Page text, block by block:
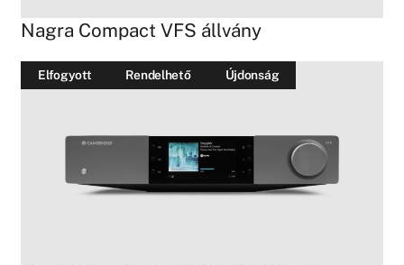
Nagra Compact VFS állvány
Elfogyott Rendelhető Újdonság